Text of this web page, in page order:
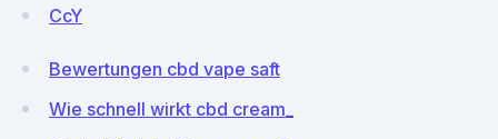
CcY
Bewertungen cbd vape saft
Wie schnell wirkt cbd cream_